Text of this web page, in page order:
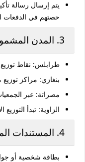
يتم إرسال رسالة
حصتهم في الدفعات
3. المدن المشمولة بالتوزيع اليوم
طرابلس: نقاط
بنغازي: مراكز توزيع
مصراتة: عبر
الزاوية: تبدأ
4. المستندات المطلوبة للاستلام
بطاقة شخصية أو